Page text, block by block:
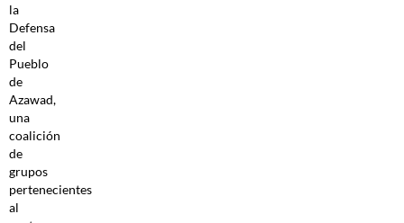
la
Defensa
del
Pueblo
de
Azawad,
una
coalición
de
grupos
pertenecientes
al